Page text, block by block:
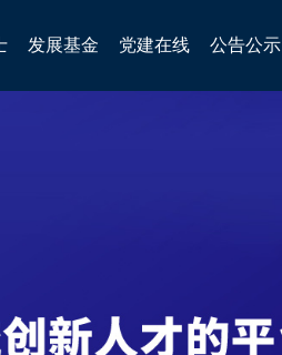
发展基金 党建在线 公告公示